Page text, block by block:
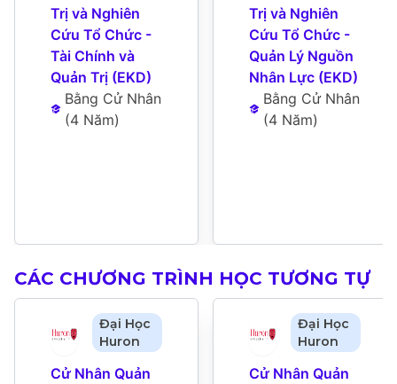
Trị và Nghiên
Cứu Tổ Chức -
Tài Chính và
Quản Trị (EKD)
Bằng Cử Nhân
(4 Năm)
Trị và Nghiên
Cứu Tổ Chức -
Quản Lý Nguồn
Nhân Lực (EKD)
Bằng Cử Nhân
(4 Năm)
CÁC CHƯƠNG TRÌNH HỌC TƯƠNG TỰ
Đại Học
Huron
Cử Nhân Quản
Đại Học
Huron
Cử Nhân Quản